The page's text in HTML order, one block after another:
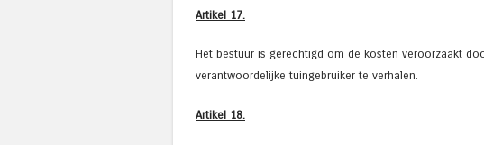
Artikel 17.
Het bestuur is gerechtigd om de kosten veroorzaakt
verantwoordelijke tuingebruiker te verhalen.
Artikel 18.